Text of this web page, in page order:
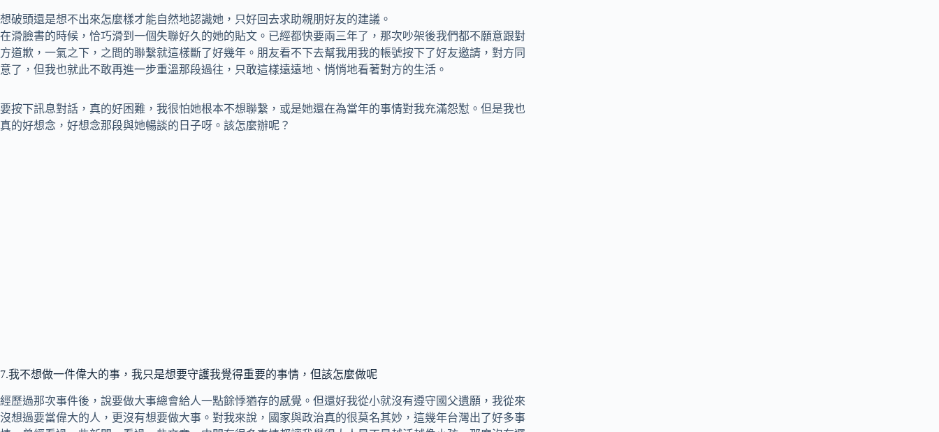
想破頭還是想不出來怎麼樣才能自然地認識她，只好回去求助親朋好友的建議。
在滑臉書的時候，恰巧滑到一個失聯好久的她的貼文。已經都快要兩三年了，那次吵架後我們都不願意跟對
方道歉，一氣之下，之間的聯繫就這樣斷了好幾年。朋友看不下去幫我用我的帳號按下了好友邀請，對方同
意了，但我也就此不敢再進一步重溫那段過往，只敢這樣遠遠地、悄悄地看著對方的生活。
要按下訊息對話，真的好困難，我很怕她根本不想聯繫，或是她還在為當年的事情對我充滿怨懟。但是我也
真的好想念，好想念那段與她暢談的日子呀。該怎麼辦呢？
7.我不想做一件偉大的事，我只是想要守護我覺得重要的事情，但該怎麼做呢
經歷過那次事件後，說要做大事總會給人一點餘悸猶存的感覺。但還好我從小就沒有遵守國父遺願，我從來
沒想過要當偉大的人，更沒有想要做大事。對我來說，國家與政治真的很莫名其妙，這幾年台灣出了好多事